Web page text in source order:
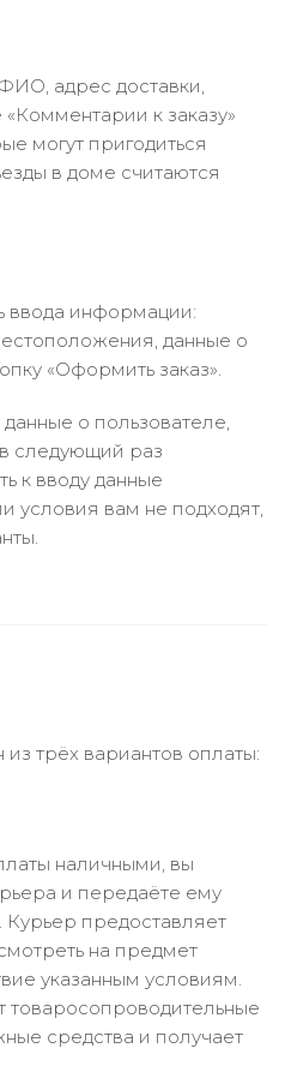
адрес доставки,
к заказу»
могут пригодиться
в доме считаются
ввода информации:
данные о
«Оформить заказ».
о пользователе,
следующий раз
к вводу данные
условия вам не подходят,
трёх вариантов оплаты:
наличными, вы
и передаёте ему
Курьер предоставляет
на предмет
указанным условиям.
товаросопроводительные
средства и получает